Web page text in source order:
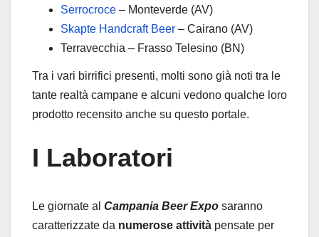
Serrocroce – Monteverde (AV)
Skapte Handcraft Beer – Cairano (AV)
Terravecchia – Frasso Telesino (BN)
Tra i vari birrifici presenti, molti sono già noti tra le
tante realtà campane e alcuni vedono qualche loro
prodotto recensito anche su questo portale.
I Laboratori
Le giornate al Campania Beer Expo saranno
caratterizzate da numerose attività pensate per